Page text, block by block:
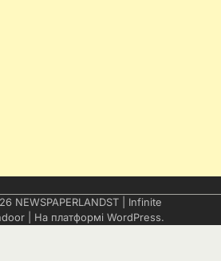
NEWSPAPERLANDST | Infinite
| На платформі WordPress.